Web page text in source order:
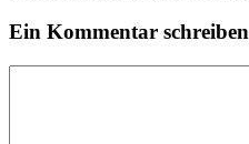
Ein Kommentar schreiben